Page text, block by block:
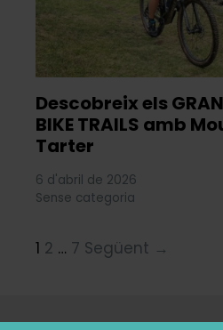
Descobreix els
BIKE TRAILS amb
Tarter
6 d'abril de 2026
Sense categoria
1 2 … 7 Següent →